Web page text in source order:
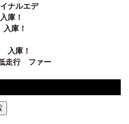
ナルエデ
庫！
庫！
入庫！
走行 ファー